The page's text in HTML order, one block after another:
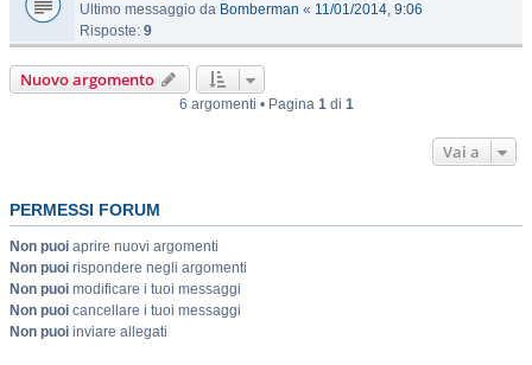
Ultimo messaggio da Bomberman « 11/01/2014, 9:06
Risposte: 9
Nuovo argomento
6 argomenti • Pagina 1di 1
Vai a
PERMESSI FORUM
Non puoi aprire nuovi argomenti
Non puoi rispondere negli argomenti
Non puoi modificare i tuoi messaggi
Non puoi cancellare i tuoi messaggi
Non puoi inviare allegati